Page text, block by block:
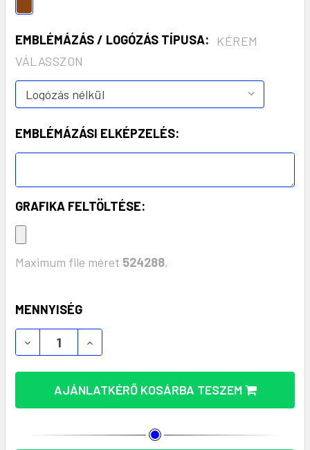
EMBLÉMÁZÁS / LOGÓZÁS TÍPUSA:
KÉREM
VÁLASSZON
EMBLÉMÁZÁSI ELKÉPZELÉS:
GRAFIKA FELTÖLTÉSE:
Maximum file méret 524288,
KÉSZLET:
MENNYISÉG
AJÁNLATKÉRŐ KOSÁRBA TESZEM